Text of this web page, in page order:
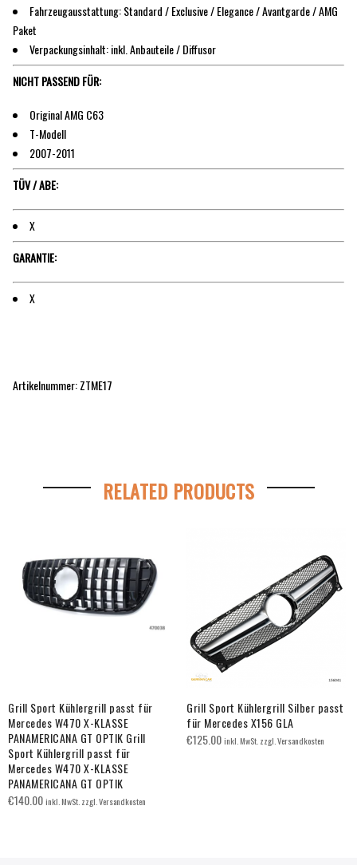
Fahrzeugausstattung: Standard / Exclusive / Elegance / Avantgarde / AMG
Paket
Verpackungsinhalt: inkl. Anbauteile / Diffusor
NICHT PASSEND FÜR:
Original AMG C63
T-Modell
2007-2011
TÜV / ABE:
X
GARANTIE:
X
Artikelnummer: ZTME17
RELATED PRODUCTS
Grill Sport Kühlergrill passt für
Mercedes W470 X-KLASSE
PANAMERICANA GT OPTIK Grill
Sport Kühlergrill passt für
Mercedes W470 X-KLASSE
PANAMERICANA GT OPTIK
€140.00inkl. MwSt. zzgl. Versandkosten
Grill Sport Kühlergrill Silber passt
für Mercedes X156 GLA
€125.00inkl. MwSt. zzgl. Versandkosten